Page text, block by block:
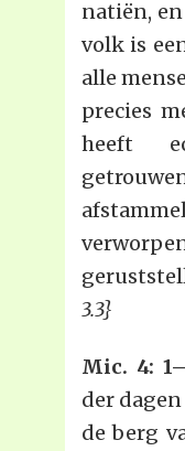
natiën,
volk is
alle
precies
heeft
3.3}
Mic. 4:
der
de berg